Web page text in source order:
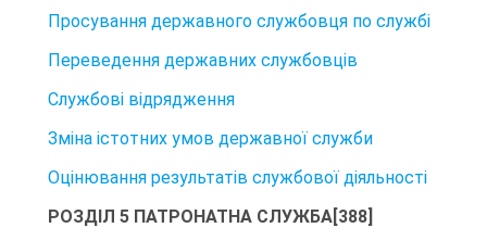
Просування державного службовця по службі
Переведення державних службовців
Службові відрядження
Зміна істотних умов державної служби
Оцінювання результатів службової діяльності
РОЗДІЛ 5 ПАТРОНАТНА СЛУЖБА[388]